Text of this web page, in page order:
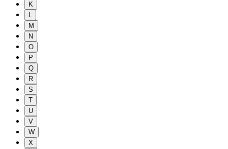
K
L
M
N
O
P
Q
R
S
T
U
V
W
X